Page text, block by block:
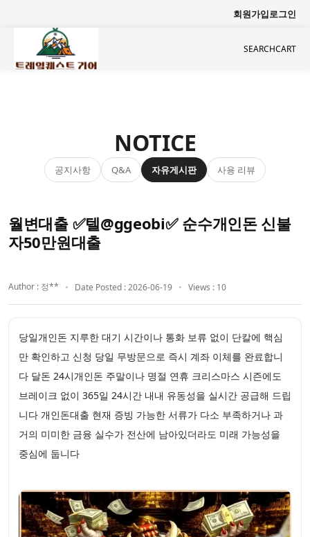
회원가입로그인
SEARCHCART
NOTICE
공지사항 Q&A 자유게시판 사용 리뷰
월변대출 ✅텔@ggeobi✅ 순수개인돈 신불
자50만원대출
Author : 정** Date Posted : 2026-06-19 Views : 10
당일개인돈 지루한 대기 시간이나 통화 보류 없이 단칼에 핵심
만 확인하고 신청 당일 무방문으로 즉시 계좌 이체를 완료합니
다 달돈 24시개인돈 주말이나 명절 연휴 크리스마스 시즌에도
브레이크 없이 365일 24시간 내내 유동성을 실시간 공급해 드립
니다 개인돈대출 현재 증빙 가능한 서류가 다소 부족하거나 과
거의 미미한 금융 실수가 전산에 남아있더라도 미래 가능성을
중심에 둡니다